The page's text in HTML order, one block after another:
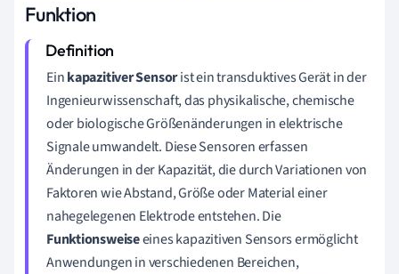
Funktion
Einkapazitiver Sensorist ein transduktives Gerät in der
Ingenieurwissenschaft, das physikalische, chemische
oder biologische Größenänderungen in elektrische
Signale umwandelt. Diese Sensoren erfassen
Änderungen in der Kapazität, die durch Variationen von
Faktoren wie Abstand, Größe oder Material einer
nahegelegenen Elektrode entstehen. Die
Funktionsweiseeines kapazitiven Sensors ermöglicht
Anwendungen in verschiedenen Bereichen,